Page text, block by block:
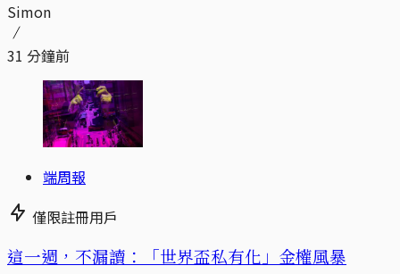
Simon
31 分鐘前
端周報
僅限註冊用戶
這一週，不漏讀：「世界盃私有化」金權風暴